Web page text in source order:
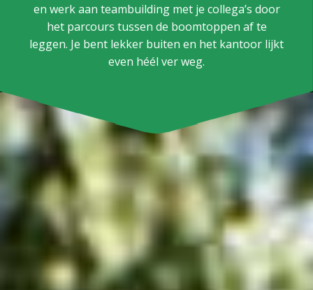
en werk aan teambuilding met je collega’s door
het parcours tussen de boomtoppen af te
leggen. Je bent lekker buiten en het kantoor lijkt
even héél ver weg.